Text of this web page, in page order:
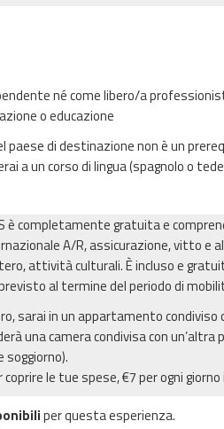
né come libero/a
o educazione
paese di destinazione non è un
a un corso di lingua (spagnolo o
è completamente gratuita e
A/R, assicurazione, vitto e
attività culturali. È incluso e
al termine del periodo di
sarai in un appartamento
una camera condivisa con un’altra
soggiorno).
le tue spese, €7 per ogni giorno
per questa esperienza.